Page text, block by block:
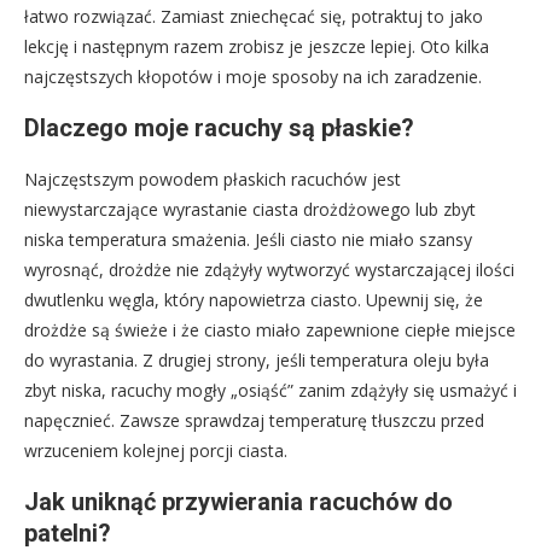
łatwo rozwiązać. Zamiast zniechęcać się, potraktuj to jako
lekcję i następnym razem zrobisz je jeszcze lepiej. Oto kilka
najczęstszych kłopotów i moje sposoby na ich zaradzenie.
Dlaczego moje racuchy są płaskie?
Najczęstszym powodem płaskich racuchów jest
niewystarczające wyrastanie ciasta drożdżowego lub zbyt
niska temperatura smażenia. Jeśli ciasto nie miało szansy
wyrosnąć, drożdże nie zdążyły wytworzyć wystarczającej ilości
dwutlenku węgla, który napowietrza ciasto. Upewnij się, że
drożdże są świeże i że ciasto miało zapewnione ciepłe miejsce
do wyrastania. Z drugiej strony, jeśli temperatura oleju była
zbyt niska, racuchy mogły „osiąść” zanim zdążyły się usmażyć i
napęcznieć. Zawsze sprawdzaj temperaturę tłuszczu przed
wrzuceniem kolejnej porcji ciasta.
Jak uniknąć przywierania racuchów do
patelni?